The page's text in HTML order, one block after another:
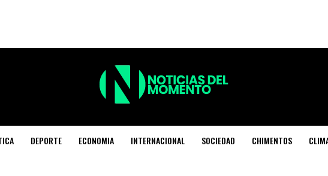
DEPORTE ECONOMIA INTERNACIONAL SOCIEDAD CHIMENTOS